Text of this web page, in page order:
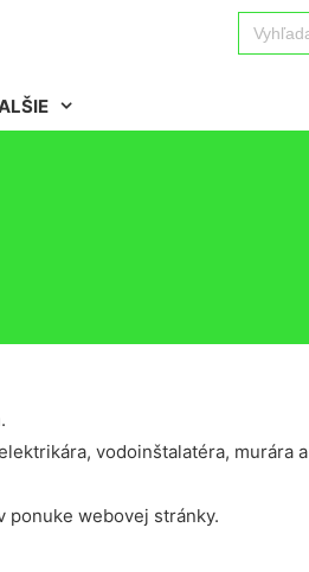
Search
for:
.
vodoinštalatéra, murára a
ponuke webovej stránky.